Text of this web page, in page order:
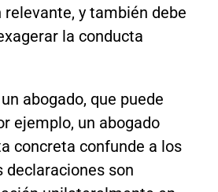
y también debe
la conducta
abogado, que puede
ejemplo, un abogado
concreta confunde a los
declaraciones son